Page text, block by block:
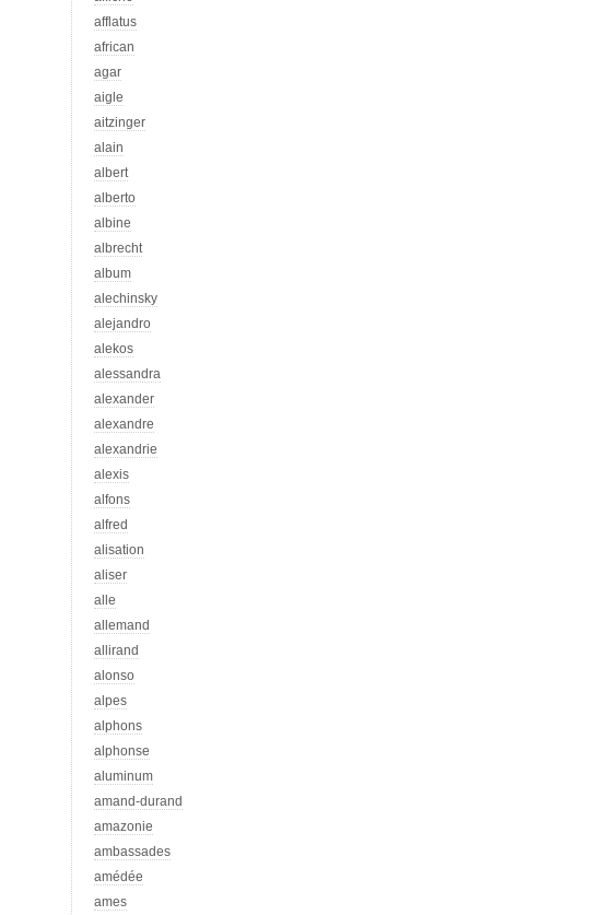
afflatus
african
agar
aigle
aitzinger
alain
albert
alberto
albine
albrecht
album
alechinsky
alejandro
alekos
alessandra
alexander
alexandre
alexandrie
alexis
alfons
alfred
alisation
aliser
alle
allemand
allirand
alonso
alpes
alphons
alphonse
aluminum
amand-durand
amazonie
ambassades
amédée
ames